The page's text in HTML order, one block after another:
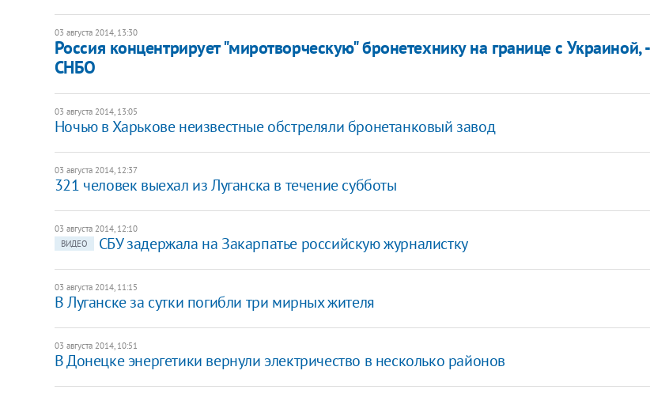
03 августа 2014, 13:30
Россия концентрирует "миротворческую" бронетехнику на границе с Украиной, -
СНБО
03 августа 2014, 13:05
Ночью в Харькове неизвестные обстреляли бронетанковый завод
03 августа 2014, 12:37
321 человек выехал из Луганска в течение субботы
03 августа 2014, 12:10
ВИДЕО
СБУ задержала на Закарпатье российскую журналистку
03 августа 2014, 11:15
В Луганске за сутки погибли три мирных жителя
03 августа 2014, 10:51
В Донецке энергетики вернули электричество в несколько районов